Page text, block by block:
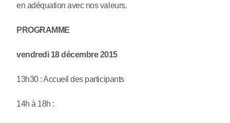
en adéquation avec nos valeurs.
PROGRAMME
vendredi 18 décembre 2015
13h30 : Accueil des participants
14h à 18h :